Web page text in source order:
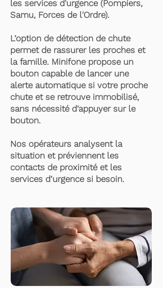
les services d'urgence (Pompiers,
Samu, Forces de l'Ordre).
L’option de détection de chute
permet de rassurer les proches et
la famille. Minifone propose un
bouton capable de lancer une
alerte automatique si votre proche
chute et se retrouve immobilisé,
sans nécessité d’appuyer sur le
bouton.
Nos opérateurs analysent la
situation et préviennent les
contacts de proximité et les
services d’urgence si besoin.